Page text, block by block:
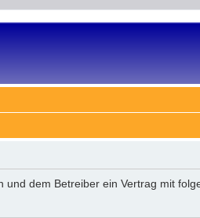
dem Betreiber ein Vertrag mit